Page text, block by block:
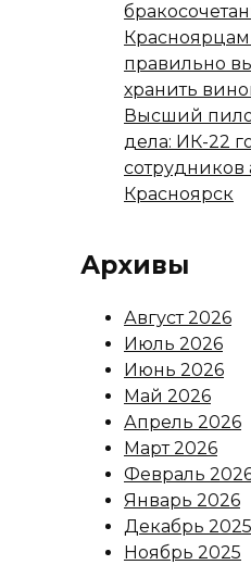
Красноярцам
правильно
хранить
Высший
дела: ИК-22
сотрудников
Красноярск
Архивы
Август 2026
Июль 2026
Июнь 2026
Май 2026
Апрель 2026
Март 2026
Февраль
Январь 2026
Декабрь 2025
Ноябрь 2025